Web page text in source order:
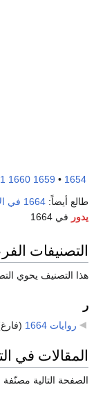
•
1659
1660
1661
أيضاً: 1664 في الأدب ،
في 1664
الفرعية
التصنيف يحوي التصنيف
روايات 1664 (فارغ)
في التصنيف
التالية مصنّفة بهذا